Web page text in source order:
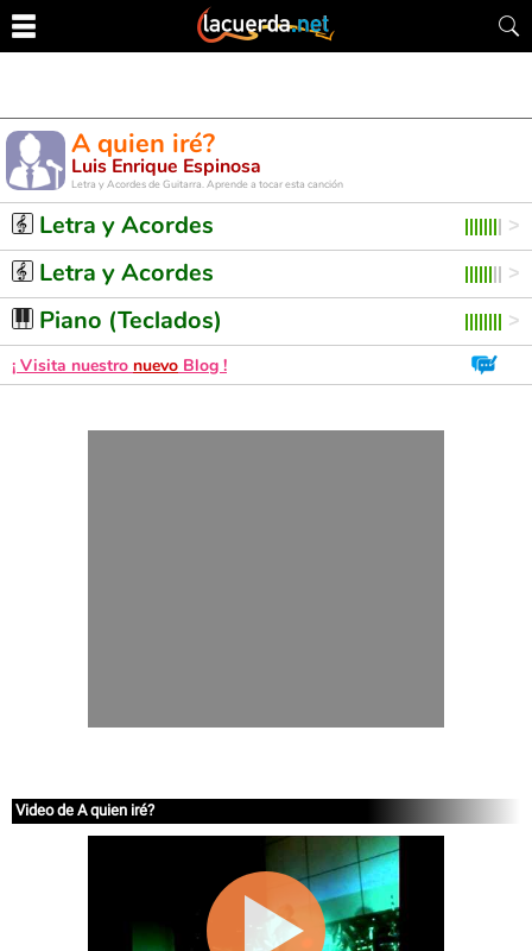
A quien iré?
Luis Enrique Espinosa
Letra y Acordes de Guitarra. Aprende a tocar esta canción
Letra y Acordes
Letra y Acordes
Piano (Teclados)
¡ Visita nuestro nuevo Blog !
Video de A quien iré?